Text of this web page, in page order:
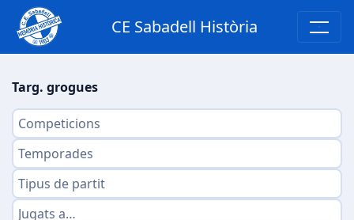
CE Sabadell Història
Targ. grogues